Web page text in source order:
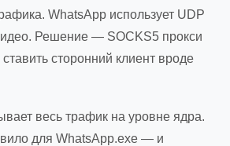
WhatsApp использует UDP
Решение — SOCKS5 прокси
сторонний клиент вроде
весь трафик на уровне ядра.
для WhatsApp.exe — и